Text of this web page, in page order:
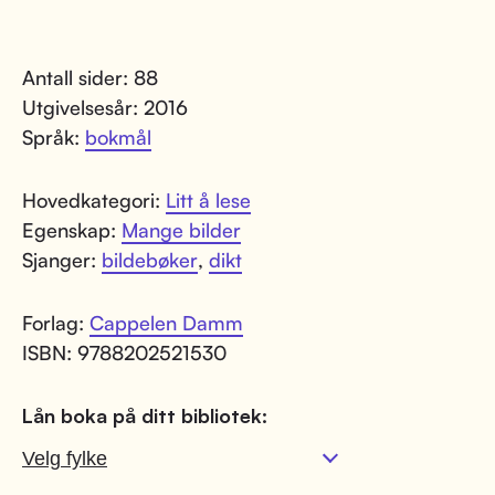
Antall sider: 88
Utgivelsesår: 2016
Språk: bokmål
Hovedkategori: Litt å lese
Egenskap: Mange bilder
Sjanger: bildebøker, dikt
Forlag: Cappelen Damm
ISBN: 9788202521530
Lån boka på ditt bibliotek: